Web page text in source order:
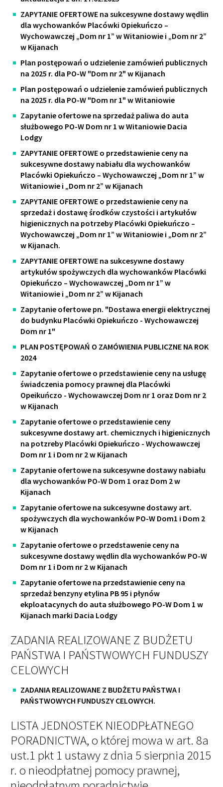
ZAPYTANIE OFERTOWE na sukcesywne dostawy wędlin
dla wychowanków Placówki Opiekuńczo –
Wychowawczej „Dom nr 1” w Witaniowie i „Dom nr 2”
w Kijanach
Plan postępowań o udzielenie zamówień publicznych
na 2025 r. dla PO-W "Dom nr 2" w Kijanach
Plan postępowań o udzielenie zamówień publicznych
na 2025 r. dla PO-W "Dom nr 1" w Witaniowie
Zapytanie ofertowe na sprzedaż paliwa do auta
służbowego PO-W Dom nr 1 w Witaniowie Dacia
Lodgy
ZAPYTANIE OFERTOWE o przedstawienie ceny na
sukcesywne dostawy nabiału dla wychowanków
Placówki Opiekuńczo – Wychowawczej „Dom nr 1” w
Witaniowie i „Dom nr 2” w Kijanach
ZAPYTANIE OFERTOWE o przedstawienie ceny na
sprzedaż i dostawę środków czystości i artykułów
higienicznych na potrzeby Placówki Opiekuńczo –
Wychowawczej „Dom nr 1” w Witaniowie i „Dom nr 2”
w Kijanach.
ZAPYTANIE OFERTOWE na sukcesywne dostawy
artykułów spożywczych dla wychowanków Placówki
Opiekuńczo – Wychowawczej „Dom nr 1” w
Witaniowie i „Dom nr 2” w Kijanach
Zapytanie ofertowe pn. "Dostawa energii elektrycznej
do budynku Placówki Opiekuńczo - Wychowawczej
Dom nr 1"
PLAN POSTĘPOWAŃ O ZAMÓWIENIA PUBLICZNE NA ROK
2024
Zapytanie ofertowe o przedstawienie ceny na usługę
świadczenia pomocy prawnej dla Placówki
Opeikuńczo - Wychowawczej Dom nr 1 oraz Dom nr 2
w Kijanach
Zapytanie ofertowe o przedstawienie ceny
sukcesywne dostawy art. chemicznych i higienicznych
na potzreby Placówki Opiekuńczo - Wychowawczej
Dom nr 1 i Dom nr 2 w Kijanach
Zapytanie ofertowe na sukcesywne dostawy nabiału
dla wychowanków PO-W Dom 1 oraz Dom 2 w
Kijanach
Zapytanie ofertowe na sukcesywne dostawy art.
spożywczych dla wychowanków PO-W Dom1 i Dom 2
w Kijanach
Zapytanie ofertowe o przedstawenie ceny na
sukcesywne dostawy wędlin dla wychowanków PO-W
Dom nr 1 i Dom nr 2 w Kijanach
Zapytanie ofertowe na przedstawienie ceny na
sprzedaż benzyny etylina PB 95 i płynów
ekploatacynych do auta służbowego PO-W Dom 1 w
Kijanach marki Dacia Lodgy
ZADANIA REALIZOWANE Z BUDŻETU
PAŃSTWA I PAŃSTWOWYCH FUNDUSZY
CELOWYCH
ZADANIA REALIZOWANE Z BUDŻETU PAŃSTWA I
PAŃSTWOWYCH FUNDUSZY CELOWYCH.
LISTA JEDNOSTEK NIEODPŁATNEGO
PORADNICTWA, o której mowa w art. 8a
ust.1 pkt 1 ustawy z dnia 5 sierpnia 2015
r. o nieodpłatnej pomocy prawnej,